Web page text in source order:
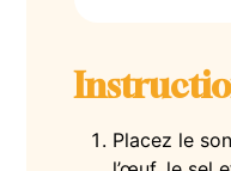
Placez le